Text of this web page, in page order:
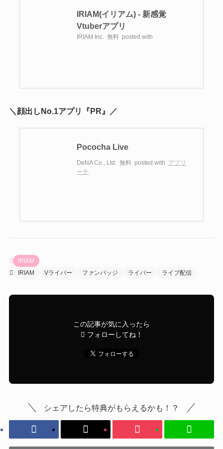
IRIAM(イリアム) - 新感覚
Vtuberアプリ
IRIAM Inc. 無料 posted with
＼顔出しNo.1アプリ『PR』／
Pococha Live
DeNA Co., Ltd. 無料 posted with アプリ
ーチ
IRIAM
IRIAM
Vライバー ファンバッジ ライバー ライブ配信
この記事が気に入ったら
フォローしてね！
シェアしたら特典がもらえるかも！？